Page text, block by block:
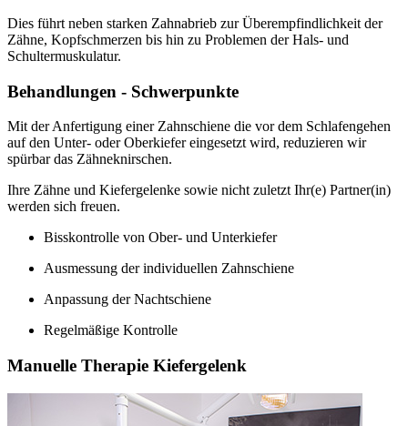
Dies führt neben starken Zahnabrieb zur Überempfindlichkeit der
Zähne, Kopfschmerzen bis hin zu Problemen der Hals- und
Schultermuskulatur.
Behandlungen - Schwerpunkte
Mit der Anfertigung einer Zahnschiene die vor dem Schlafengehen
auf den Unter- oder Oberkiefer eingesetzt wird, reduzieren wir
spürbar das Zähneknirschen.
Ihre Zähne und Kiefergelenke sowie nicht zuletzt Ihr(e) Partner(in)
werden sich freuen.
Bisskontrolle von Ober- und Unterkiefer
Ausmessung der individuellen Zahnschiene
Anpassung der Nachtschiene
Regelmäßige Kontrolle
Manuelle Therapie Kiefergelenk